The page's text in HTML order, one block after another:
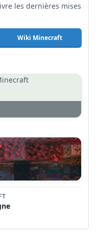
les dernières mises
Wiki Minecraft